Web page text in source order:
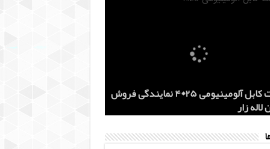
قیمت کابل آلومینیومی 25*4 نمایندگی فروش
لاله زار
هادی آلومینیومی هوایی 50*1 AAC و AAAC
ماهان کابل
هادی هوایی آلومینیومی AAC و ACSR
به عراق + ماهان کابل امیر
کابل اردستان 2.5*3 لاستیکی نسوز لیست
روز